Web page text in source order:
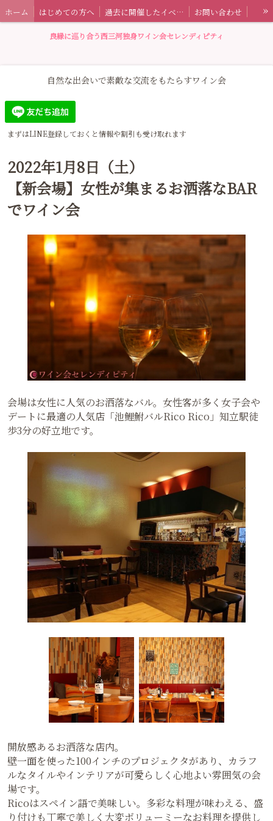
ホーム はじめての方へ 過去に開催したイベント情報
お問い合わせ
セレンディピティとは
特定商取引法に基づく表記 ワイン会ブログ
»
良縁に巡り合う西三河独身ワイン会セレンディピティ
自然な出会いで素敵な交流をもたらすワイン会
まずはLINE登録しておくと情報や割引も受け取れます
2022年1月8日（土）
【新会場】女性が集まるお洒落なBAR
でワイン会
会場は女性に人気のお洒落なバル。女性客が多く女子会や
デートに最適の人気店「池鯉鮒バルRico Rico」知立駅徒
歩3分の好立地です。
開放感あるお洒落な店内。
壁一面を使った100インチのプロジェクタがあり、カラフ
ルなタイルやインテリアが可愛らしく心地よい雰囲気の会
場です。
Ricoはスペイン語で美味しい。多彩な料理が味わえる、盛
り付けも丁寧で美しく大変ボリューミーなお料理を提供し